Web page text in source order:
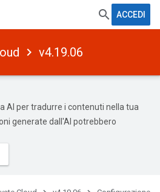
ACCEDI
v4.19.06
AI per tradurre i contenuti nella tua
generate dall'AI potrebbero